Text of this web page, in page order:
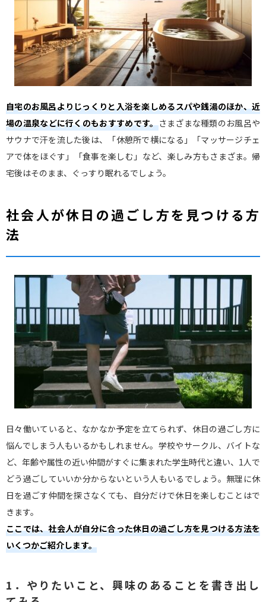
自宅のお風呂よりじっくりと入浴を楽しめるスパや銭湯のほか、近
場の温泉などに行くのもおすすめです。さまざまな種類のお風呂や
サウナで汗を流した後は、「休憩所で横になる」「マッサージチェ
アで体をほぐす」「食事を楽しむ」など、楽しみ方もさまざま。帰
宅後はそのまま、ぐっすり眠れるでしょう。
社会人が休日の過ごし方を見つける方
法
日々働いていると、なかなか予定を立てられず、休日の過ごし方に
悩んでしまう人もいるかもしれません。学校やサークル、バイトな
ど、年齢や属性の近い仲間がすぐに集まれた学生時代と違い、1人で
どう過ごしていいか分からないという人もいるでしょう。無理に休
日を過ごす仲間を探さなくても、自分だけで休日を楽しむことはで
きます。
ここでは、社会人が自分に合った休日の過ごし方を見つける方法を
いくつかご紹介します。
1．やりたいこと、興味のあることを書き出し